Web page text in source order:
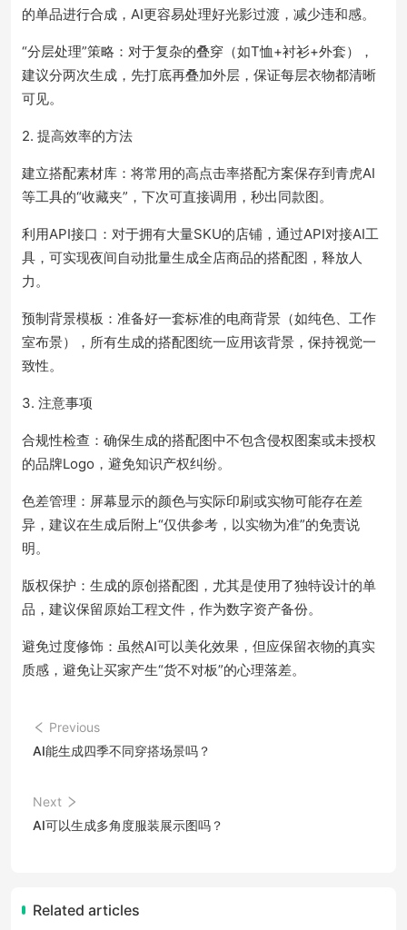
的单品进行合成，AI更容易处理好光影过渡，减少违和感。
“分层处理”策略：对于复杂的叠穿（如T恤+衬衫+外套），
建议分两次生成，先打底再叠加外层，保证每层衣物都清晰
可见。
2. 提高效率的方法
建立搭配素材库：将常用的高点击率搭配方案保存到青虎AI
等工具的“收藏夹”，下次可直接调用，秒出同款图。
利用API接口：对于拥有大量SKU的店铺，通过API对接AI工
具，可实现夜间自动批量生成全店商品的搭配图，释放人
力。
预制背景模板：准备好一套标准的电商背景（如纯色、工作
室布景），所有生成的搭配图统一应用该背景，保持视觉一
致性。
3. 注意事项
合规性检查：确保生成的搭配图中不包含侵权图案或未授权
的品牌Logo，避免知识产权纠纷。
色差管理：屏幕显示的颜色与实际印刷或实物可能存在差
异，建议在生成后附上“仅供参考，以实物为准”的免责说
明。
版权保护：生成的原创搭配图，尤其是使用了独特设计的单
品，建议保留原始工程文件，作为数字资产备份。
避免过度修饰：虽然AI可以美化效果，但应保留衣物的真实
质感，避免让买家产生“货不对板”的心理落差。
Previous
AI能生成四季不同穿搭场景吗？
Next
AI可以生成多角度服装展示图吗？
Related articles